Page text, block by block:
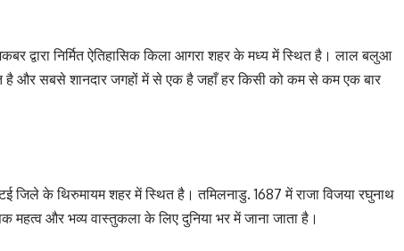
द्वारा निर्मित ऐतिहासिक किला आगरा शहर के मध्य में स्थित है। लाल बलुआ
है और सबसे शानदार जगहों में से एक है जहाँ हर किसी को कम से कम एक बार
जिले के थिरुमायम शहर में स्थित है। तमिलनाडु. 1687 में राजा विजया रघुनाथ
महत्व और भव्य वास्तुकला के लिए दुनिया भर में जाना जाता है।